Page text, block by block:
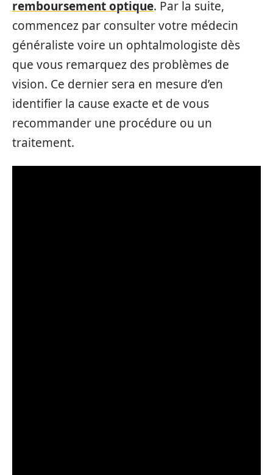
remboursement optique. Par la suite,
commencez par consulter votre médecin
généraliste voire un ophtalmologiste dès
que vous remarquez des problèmes de
vision. Ce dernier sera en mesure d’en
identifier la cause exacte et de vous
recommander une procédure ou un
traitement.